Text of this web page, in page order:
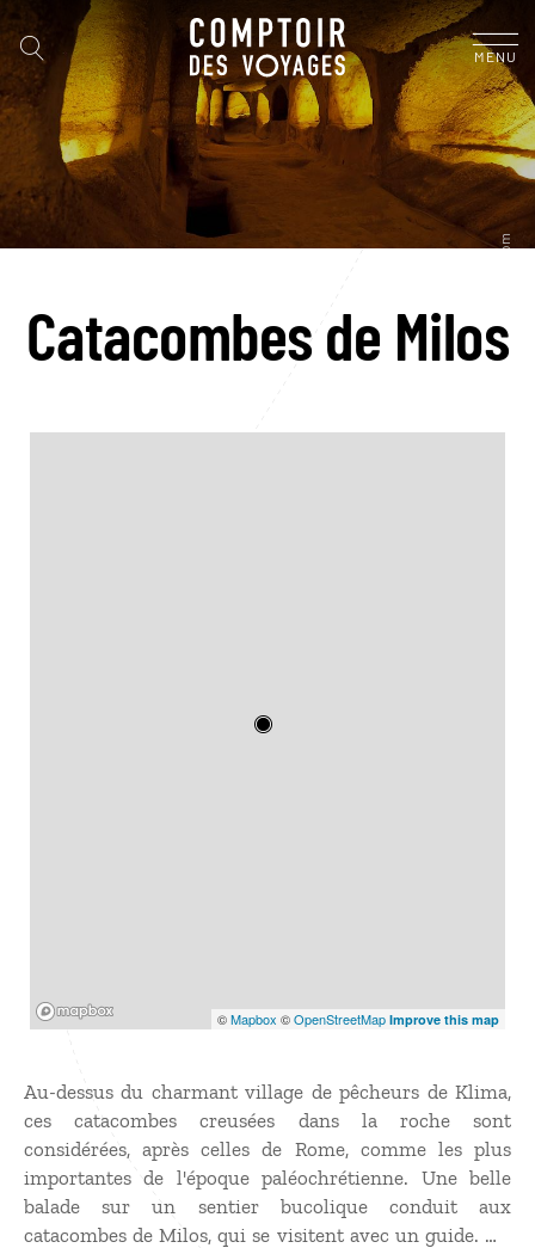
MENU
Catacombes de Milos
©Mapbox ©OpenStreetMap Improve this map
Au-dessus du charmant village de pêcheurs de Klima,
ces catacombes creusées dans la roche sont
considérées, après celles de Rome, comme les plus
importantes de l'époque paléochrétienne. Une belle
balade sur un sentier bucolique conduit aux
catacombes de Milos, qui se visitent avec un guide. Du